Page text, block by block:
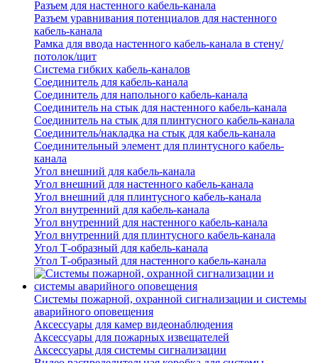
Разъем для настенного кабель-канала
Разъем уравнивания потенциалов для настенного
кабель-канала
Рамка для ввода настенного кабель-канала в стену/
потолок/щит
Система гибких кабель-каналов
Соединитель для кабель-канала
Соединитель для напольного кабель-канала
Соединитель на стык для настенного кабель-канала
Соединитель на стык для плинтусного кабель-канала
Соединитель/накладка на стык для кабель-канала
Соединительный элемент для плинтусного кабель-
канала
Угол внешний для кабель-канала
Угол внешний для настенного кабель-канала
Угол внешний для плинтусного кабель-канала
Угол внутренний для кабель-канала
Угол внутренний для настенного кабель-канала
Угол внутренний для плинтусного кабель-канала
Угол Т-образный для кабель-канала
Угол Т-образный для настенного кабель-канала
Системы пожарной, охранной сигнализации и системы
аварийного оповещения
Аксессуары для камер видеонаблюдения
Аксессуары для пожарных извещателей
Аксессуары для системы сигнализации